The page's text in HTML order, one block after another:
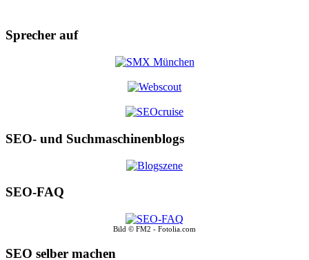
Sprecher auf
SEO- und Suchmaschinenblogs
SEO-FAQ
Bild © FM2 - Fotolia.com
SEO selber machen